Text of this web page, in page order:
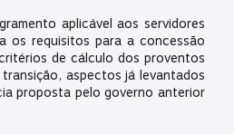
aplicável aos servidores
os requisitos para a concessão
de cálculo dos proventos
aspectos já levantados
proposta pelo governo anterior